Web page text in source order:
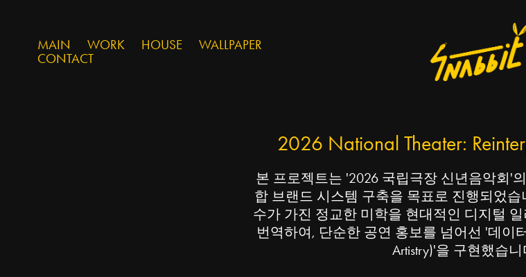
MAIN WORK HOUSE
WALLPAPER
CONTACT
2026 National Theater:
본 프로젝트는 '2026 국립극장 신년음악회'
합 브랜드 시스템 구축을 목표로 진행되었
수가 가진 정교한 미학을 현대적인 디지털
번역하여, 단순한 공연 홍보를 넘어선 '데이
Artistry)'을 구현했습니